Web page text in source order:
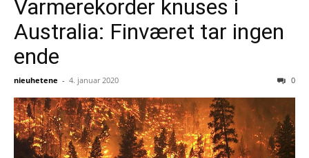
Varmerekorder knuses i
Australia: Finværet tar ingen
ende
nieuhetene - 4. januar 2020 0